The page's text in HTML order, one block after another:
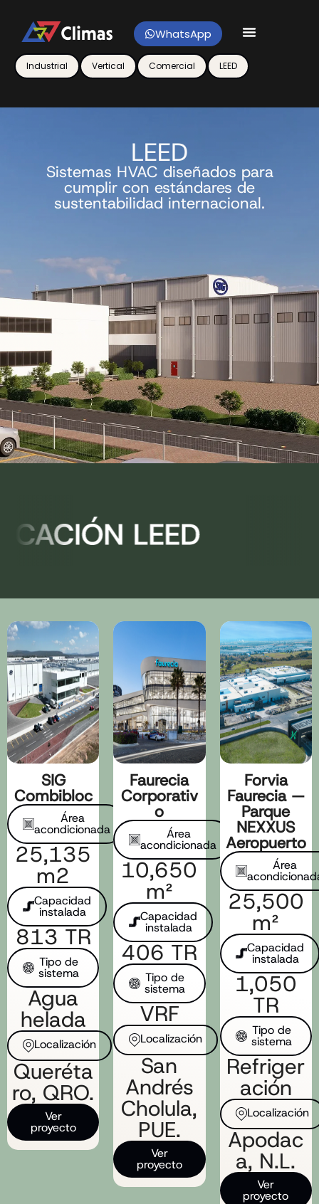
contenido
WhatsApp
Industrial Vertical Comercial LEED
LEED
Sistemas HVAC diseñados para
cumplir con estándares de
sustentabilidad internacional.
SIG
Combibloc
Área
acondicionada​
25,135
m2​
Capacidad
instalada​
813 TR​
Tipo de
sistema​
Agua
helada
Localización​
Queréta
ro, QRO.​
Ver
proyecto
Faurecia
Corporativ
o
Área
acondicionada​
10,650
m²
Capacidad
instalada​
406 TR
Tipo de
sistema​
VRF
Localización​
San
Andrés
Cholula,
PUE.
Ver
proyecto
Forvia
Faurecia —
Parque
NEXXUS
Aeropuerto
Área
25,500
m²
Capacidad
instalada​
1,050
TR
Tipo de
sistema​
Refriger
ación
Localización​
Apodac
a, N.L.
Ver
proyecto